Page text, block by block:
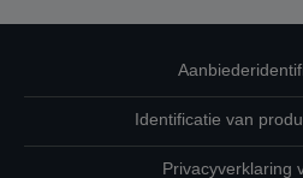
Identificatie van
Privacyverklaring